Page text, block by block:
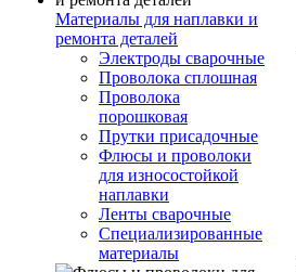
Материалы для наплавки и
ремонта деталей
Электроды сварочные
Проволока сплошная
Проволока
порошковая
Прутки присадочные
Флюсы и проволоки
для износостойкой
наплавки
Ленты сварочные
Специализированные
материалы